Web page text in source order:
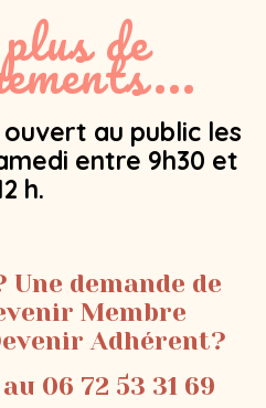
de
au public les
entre 9h30 et
h.
Une demande de
Membre
Adhérent?
06 72 53 31 69